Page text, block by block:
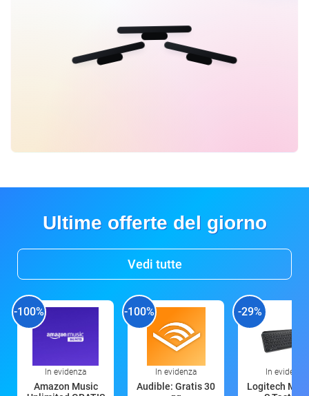
Ultime offerte del giorno
Vedi tutte
-100%
In evidenza
Amazon Music
-100%
In evidenza
Audible: Gratis 30
-29%
In evidenza
Logitech MX